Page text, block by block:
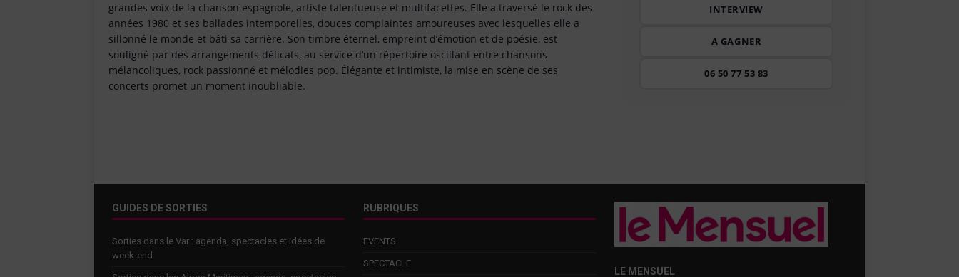
grandes voix de la chanson espagnole, artiste talentueuse et multifacettes. Elle a traversé le rock des
années 1980 et ses ballades intemporelles, douces complaintes amoureuses avec lesquelles elle a
sillonné le monde et bâti sa carrière. Son timbre éternel, empreint d’émotion et de poésie, est
souligné par des arrangements délicats, au service d’un répertoire oscillant entre chansons
mélancoliques, rock passionné et mélodies pop. Élégante et intimiste, la mise en scène de ses
concerts promet un moment inoubliable.
INTERVIEW
A GAGNER
06 50 77 53 83
GUIDES DE SORTIES
Sorties dans le Var : agenda, spectacles et idées de
week-end
RUBRIQUES
EVENTS
SPECTACLE
LE MENSUEL